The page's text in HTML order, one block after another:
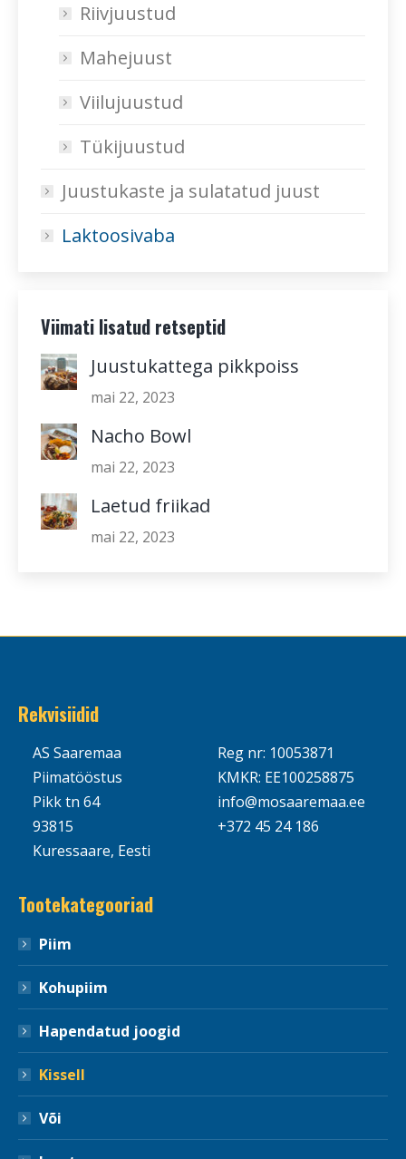
Riivjuustud
Mahejuust
Viilujuustud
Tükijuustud
Juustukaste ja sulatatud juust
Laktoosivaba
Viimati lisatud retseptid
Juustukattega pikkpoiss
mai 22, 2023
Nacho Bowl
mai 22, 2023
Laetud friikad
mai 22, 2023
Rekvisiidid
AS Saaremaa
Piimatööstus
Pikk tn 64
93815
Kuressaare, Eesti
Reg nr: 10053871
KMKR: EE100258875
info@mosaaremaa.ee
+372 45 24 186
Tootekategooriad
Piim
Kohupiim
Hapendatud joogid
Kissell
Või